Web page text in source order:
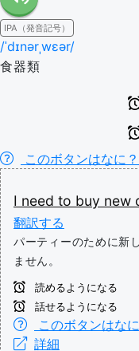
IPA（発音記号）
/ˈdɪnərˌwɛər/
食器類
このボタンはなに？
I need to buy new
翻訳する
パーティーのために新
ません。
読めるようになる
話せるようになる
このボタンはな
詳細